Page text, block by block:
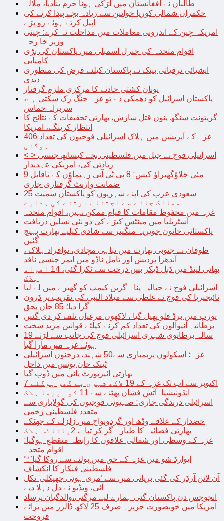
طالبان نے افغانستان میں لڑکی ہونا جرم بنادیا، ملالہ
حکمراں شمالی کوریا خواتین سے زیادہ بچے پیدا کرنے کی
اپیل کرتے ہوئے رو پڑے
امریکہ چین کے اندرونی معاملات میں مداخلت نہ کرے: چینی
وزیر خا رجہ
اقوام متحدہ کی جنرل اسمبلی میں پاکستان کی بڑی
کامیابی
ایشیائی ترقیاتی بینک نے پاکستان کیلئے قرض کی منظوری
دیدی
یونان کشتی حادثے کا مرکزی ملزم گرفتار
پاکستان اسرائیل کو دھمکی دے تو غزہ جنگ رک سکتی ہے،
سربراہ حماس
گرپتونت سنگھ پنوں قتل سازش، بھارتی تحقیقات کے نتائج کا
انتظار کرینگے، امریکا
غزہ کے آپریشن میں ہلاک اسرائیلی فوجیوں کی تعداد 406
ہوگئی
< > اسرائیلی فوج نے جیل میں فلسطینی بچے کیساتھ جنسی
زیادتی کی، امریکی عہدیدار
9 مئی جلاؤگھیراؤ کیس: 8 پی ٹی آئی رہنماؤں کے ناقابل
ضمانت وارنٹ گرفتاری جاری
سعودی عرب کی اپنے شہریوں کو پاکستان سمیت 25
ممالک جانے سے اجتناب برتنے کی ہدایت
غزہ میں محفوظ مقامات کا قیام ممکن نہیں، اقوام متحدہ
آسٹریلیا میں مینٹس کیڑے کی دو نئی نسلیں دریافت
پاکستانی خاتون جویریہ منگیتر سے شادی کیلیے بھارت پہنچ
گئیں
طوفان نے جنوبی بھارت میں تباہی مچادی، نوافراد ہلاک ،
آندھرا پردیش اور تامل ناڈو میں ایمر جنسی نافذ
تھائی لینڈ میں ڈبل ڈیکر بس درخت سے ٹکرا گئی، 14 افراد
ہلاک
اسرائیلی فوج نے جبالیہ پناہ گزین کیمپ کو گھیرے میں لے لیا
نائیجیریا کی فوج نے غلطی سے میلاد النبی کی تقریب پر ڈرون
گرا دیا؛ 85 جاں بحق
یورپ میں برڈ فلو پھیل گیا ، لاکھوں مرغیاں تلف کر دی گئیں
برطانیہ آنیوالوں کی تعداد کم کرنے کیلئے قوانین مزید سخت
19 سالہ برطانوی شہری اسرائیلی فوج کی جانب سے لڑتے
ہوئے غزہ میں مارا گیا
غزہ؛ اسکولوں پربمباری سے50 شہید، درجنوں اسرائیلی
ٹینک خان یونس میں داخل
بھارتی ائیرپورٹ پانی میں ڈوب گیا
7 اکتوبر سے اب تک غزہ کے 19 لاکھ شہری بے گھر ہوگئے
انڈونیشیا: آتش فشاں پھٹنے سے 11 کوہ پیما ہلاک
اسرائیلی درندگی جاری: صہیونی فوجیوں کی گولاباری سے
متعدد فلسطینی زخمی
خضدار کے علاقے وڈھ اور گردونواح میں زلزلے کے جھٹکے
بھارتی فضائیہ کا طیارہ گر کر تباہ، 2پائلٹس ہلاک
غزہ کے وسطی اور شمالی علاقوں کا رابطہ منقطع ہوگیا:
اقوام متحدہ
“ایوارڈ شو میں غزہ کے حق میں بولنے سے روکا گیا”؛
فلسطینی فنکار کا انکشاف
آن لائن آرڈر کی گئی بریانی میں سے ‘مری ہوئی چھپکلی’ نکل
آئی، ویڈیو نے دل دہلا دیے
انجوجس دن پاکستان گئی ہمارے لیے مرگئی،والدگیان پرساد
امریکا میں خوبصورت جزیرہ صرف 25 لاکھ ڈالرز میں برائے
فروخت